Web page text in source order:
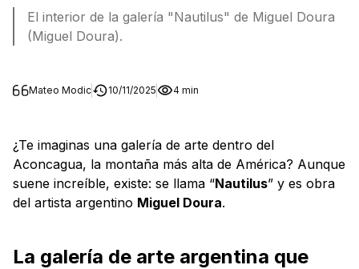
El interior de la galería "Nautilus" de Miguel Doura
(Miguel Doura).
Mateo Modic 10/11/2025 4 min
¿Te imaginas una galería de arte dentro del
Aconcagua, la montaña más alta de América? Aunque
suene increíble, existe: se llama “Nautilus” y es obra
del artista argentino Miguel Doura.
La galería de arte argentina que